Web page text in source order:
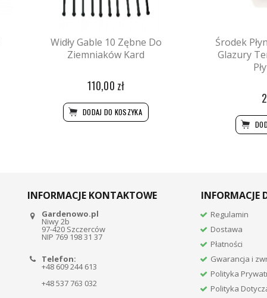
Widły Gable 10 Zębne Do
Ziemniaków Kard
110,00 zł
DODAJ DO KOSZYKA
Środek
Glazury
INFORMACJE KONTAKTOWE
Gardenowo.pl
Niwy 2b
97-420 Szczerców
NIP 769 198 31 37
Telefon:
+48 609 244 613
+48 537 763 032
INFORMACJE
Regulamin
Dostawa
Płatności
Gwarancja i
Polityka
Polityka